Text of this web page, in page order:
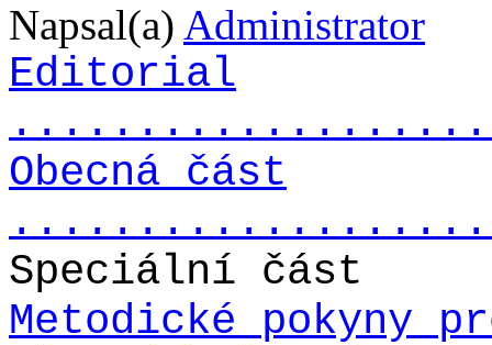
Napsal(a) Administrator
Editorial
Obecná část
Speciální část
Metodické pokyny